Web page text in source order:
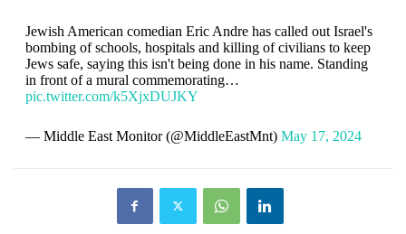
Jewish American comedian Eric Andre has called out Israel's
bombing of schools, hospitals and killing of civilians to keep
Jews safe, saying this isn't being done in his name. Standing
in front of a mural commemorating…
pic.twitter.com/k5XjxDUJKY
— Middle East Monitor (@MiddleEastMnt) May 17, 2024